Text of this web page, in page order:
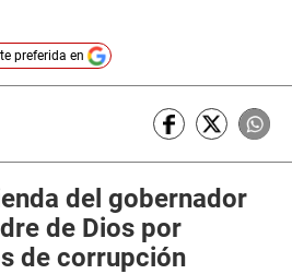
preferida en
del gobernador
de Dios por
de corrupción